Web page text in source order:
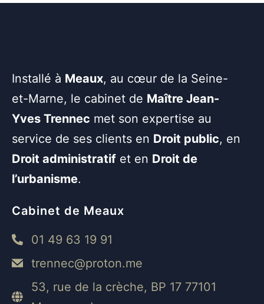
Installé à Meaux, au cœur de la Seine-
et-Marne, le cabinet de Maître Jean-
Yves Trennec met son expertise au
service de ses clients en Droit public, en
Droit administratif et en Droit de
l’urbanisme.
Cabinet de Meaux
01 49 63 19 91
trennec@proton.me
53, rue de la crèche, BP 17 77101